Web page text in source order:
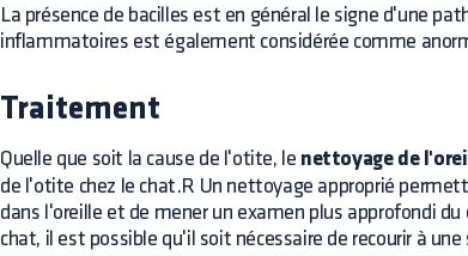
La présence de bacilles est en général le signe d'une
inflammatoires est également considérée comme
Traitement
Quelle que soit la cause de l'otite, le nettoyage de
de l'otite chez le chat.R Un nettoyage approprié
dans l'oreille et de mener un examen plus approfondi
chat, il est possible qu'il soit nécessaire de recourir à